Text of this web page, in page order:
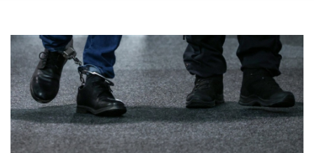
Jemen
US-Gericht setzt Bau von Trumps Ballsaal aus - Präsident
kündigt Berufung an
Direkt-ICE Berlin-Paris bleibt wegen Technikproblemen vorerst
unterbrochen
Selenskyj erstmals seit Beginn von Ukraine-Krieg nach Serbien
gereist